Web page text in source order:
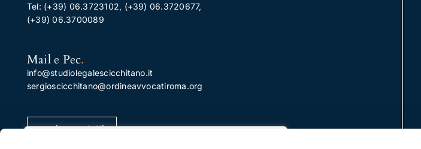
Tel: (+39) 06.3723102, (+39) 06.3720677,
(+39) 06.3700089
Mail e Pec.
info@studiolegalescicchitano.it
sergioscicchitano@ordineavvocatiroma.org
pagina contatti